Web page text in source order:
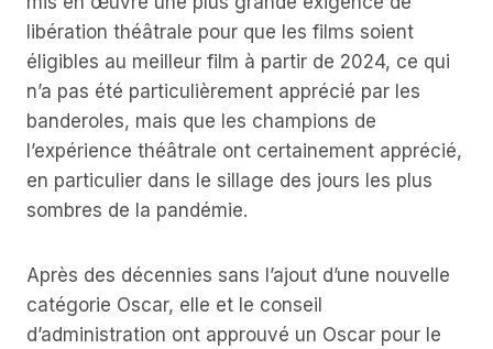
libération théâtrale pour que les films soient
éligibles au meilleur film à partir de 2024, ce qui
n’a pas été particulièrement apprécié par les
banderoles, mais que les champions de
l’expérience théâtrale ont certainement apprécié,
en particulier dans le sillage des jours les plus
sombres de la pandémie.
Après des décennies sans l’ajout d’une nouvelle
catégorie Oscar, elle et le conseil
d’administration ont approuvé un Oscar pour le